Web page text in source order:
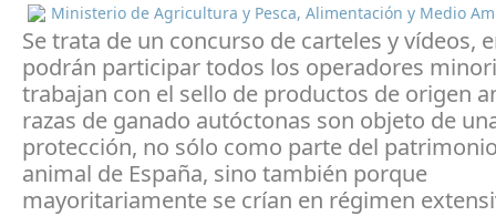
Ministerio de Agricultura y Pesca, Alimentación y Medio
Se trata de un concurso de carteles y vídeos,
podrán participar todos los operadores
trabajan con el sello de productos de origen
razas de ganado autóctonas son objeto de
protección, no sólo como parte del
animal de España, sino también porque
mayoritariamente se crían en régimen